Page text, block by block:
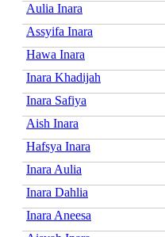
Aulia Inara
Assyifa Inara
Hawa Inara
Inara Khadijah
Inara Safiya
Aish Inara
Hafsya Inara
Inara Aulia
Inara Dahlia
Inara Aneesa